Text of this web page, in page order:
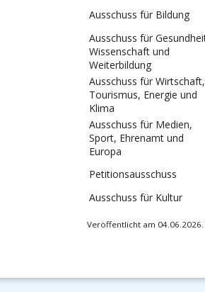
Ausschuss für Bildung
Ausschuss für
Wissenschaft und
Weiterbildung
Ausschuss für Wirtschaft,
Tourismus, Energie und
Klima
Ausschuss für Medien,
Sport, Ehrenamt und
Europa
Petitionsausschuss
Ausschuss für Kultur
Veröffentlicht am 04.06.2026.